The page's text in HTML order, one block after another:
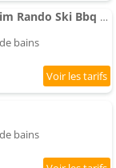
Appartement Le Crosery Clim Rando Ski Bbq Voie Verte
bains
bains